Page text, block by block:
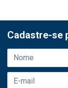
Cadastre-se